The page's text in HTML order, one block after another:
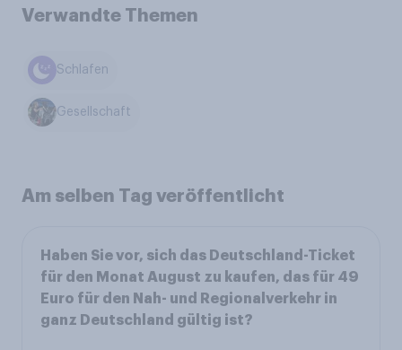
Verwandte Themen
Schlafen
Gesellschaft
Am selben Tag veröffentlicht
Haben Sie vor, sich das Deutschland-Ticket
für den Monat August zu kaufen, das für 49
Euro für den Nah- und Regionalverkehr in
ganz Deutschland gültig ist?